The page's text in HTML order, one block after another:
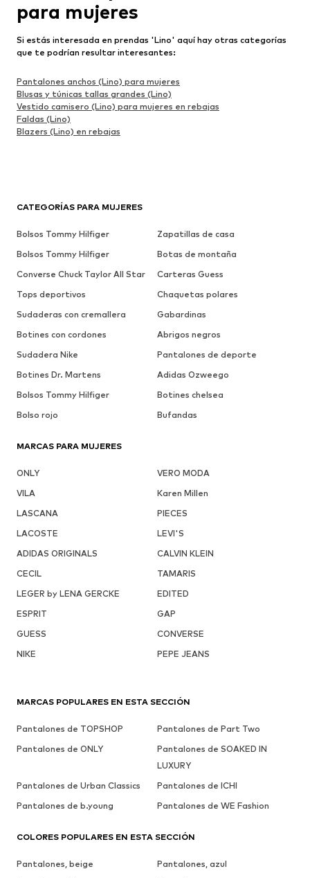
CATEGORÍAS PARA MUJERES
Bolsos Tommy Hilfiger
Zapatillas de casa
Bolsos Tommy Hilfiger
Botas de montaña
Converse Chuck Taylor All Star
Carteras Guess
Tops deportivos
Chaquetas polares
Sudaderas con cremallera
Gabardinas
Botines con cordones
Abrigos negros
Sudadera Nike
Pantalones de deporte
Botines Dr. Martens
Adidas Ozweego
Bolsos Tommy Hilfiger
Botines chelsea
Bolso rojo
Bufandas
MARCAS PARA MUJERES
ONLY
VERO MODA
VILA
Karen Millen
LASCANA
PIECES
LACOSTE
LEVI'S
ADIDAS ORIGINALS
CALVIN KLEIN
CECIL
TAMARIS
LEGER by LENA GERCKE
EDITED
ESPRIT
GAP
GUESS
CONVERSE
NIKE
PEPE JEANS
para mujeres
Si estás interesada en prendas 'Lino' aquí hay otras categorías
que te podrían resultar interesantes:
Pantalones anchos (Lino) para mujeres
Blusas y túnicas tallas grandes (Lino)
Vestido camisero (Lino) para mujeres en rebajas
Faldas (Lino)
Blazers (Lino) en rebajas
MARCAS POPULARES EN ESTA SECCIÓN
Pantalones de TOPSHOP
Pantalones de Part Two
Pantalones de ONLY
Pantalones de SOAKED IN
LUXURY
Pantalones de Urban Classics
Pantalones de ICHI
Pantalones de b.young
Pantalones de WE Fashion
COLORES POPULARES EN ESTA SECCIÓN
Pantalones, beige
Pantalones, azul